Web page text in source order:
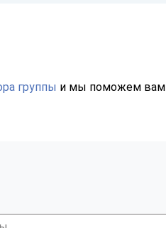
группы и мы поможем вам